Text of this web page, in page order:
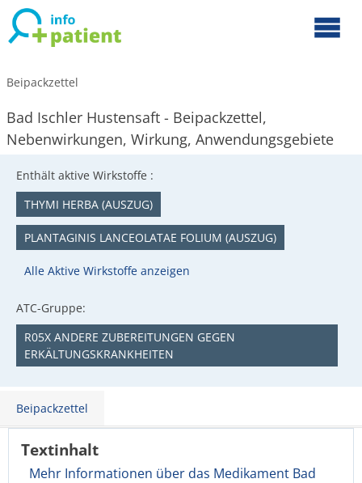
Beipackzettel
Bad Ischler Hustensaft - Beipackzettel,
Nebenwirkungen, Wirkung, Anwendungsgebiete
Enthält aktive Wirkstoffe :
THYMI HERBA (AUSZUG)
PLANTAGINIS LANCEOLATAE FOLIUM (AUSZUG)
Alle Aktive Wirkstoffe anzeigen
ATC-Gruppe:
R05X ANDERE ZUBEREITUNGEN GEGEN
ERKÄLTUNGSKRANKHEITEN
Beipackzettel
Textinhalt
Mehr Informationen über das Medikament Bad